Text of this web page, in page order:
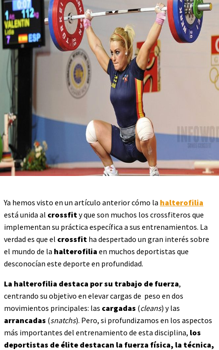
Ya hemos visto en un artículo anterior cómo la halterofilia
está unida al crossfity que son muchos los crossfiteros que
implementan su práctica específica a sus entrenamientos. La
verdad es que el crossfit ha despertado un gran interés sobre
el mundo de la halterofilia en muchos deportistas que
desconocían este deporte en profundidad.
La halterofilia destaca por su trabajo de fuerza,
centrando su objetivo en elevar cargas de peso en dos
movimientos principales: las cargadas (cleans) y las
arrancadas (snatchs). Pero, si profundizamos en los aspectos
más importantes del entrenamiento de esta disciplina, los
deportistas de élite destacan la fuerza física, la técnica,